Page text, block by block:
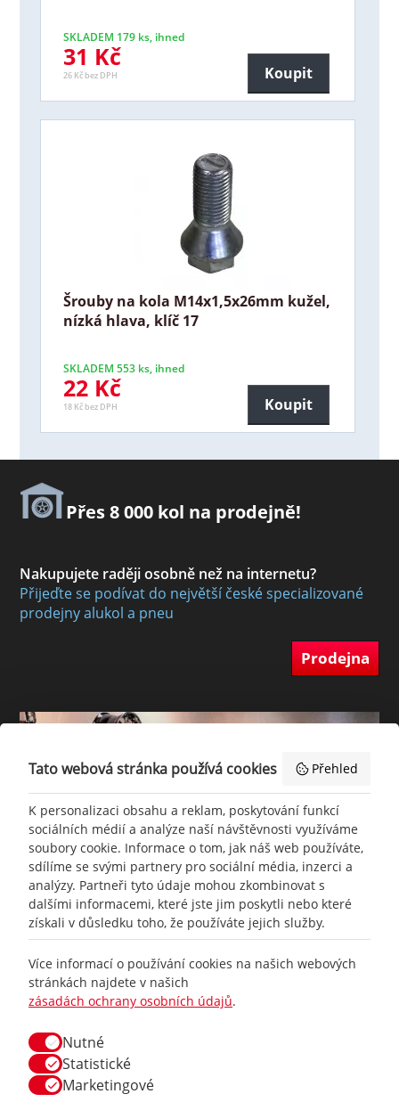
SKLADEM 179 ks, ihned
31 Kč
26 Kč bez DPH Koupit
Šrouby na kola M14x1,5x26mm kužel,
nízká hlava, klíč 17
SKLADEM 553 ks, ihned
22 Kč
18 Kč bez DPH Koupit
Přes 8 000 kol na prodejně!
Nakupujete raději osobně než na internetu?
Přijeďte se podívat do největší české specializované
prodejny alukol a pneu
Prodejna
+420777 465 460
info@racing-line.cz
Facebook
Tato webová stránka používá cookies Přehled
K personalizaci obsahu a reklam, poskytování funkcí
sociálních médií a analýze naší návštěvnosti využíváme
soubory cookie. Informace o tom, jak náš web používáte,
sdílíme se svými partnery pro sociální média, inzerci a
analýzy. Partneři tyto údaje mohou zkombinovat s
dalšími informacemi, které jste jim poskytli nebo které
získali v důsledku toho, že používáte jejich služby.
Více informací o používání cookies na našich webových
stránkách najdete v našich
zásadách ochrany osobních údajů.
Nutné
Statistické
Marketingové